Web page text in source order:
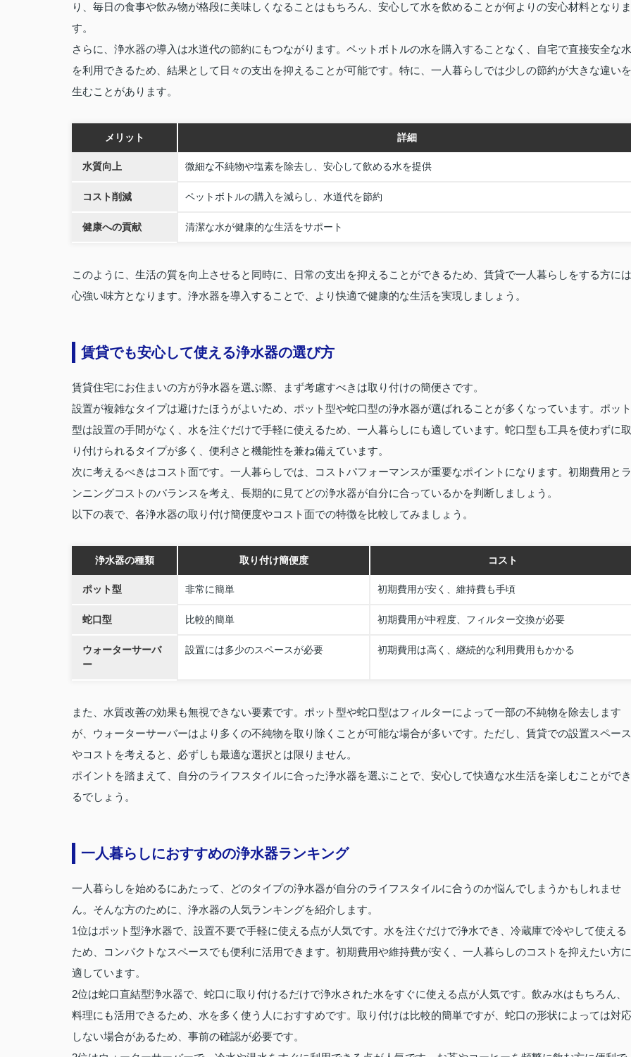
り、毎日の食事や飲み物が格段に美味しくなることはもちろん、安心して水を飲めることが何よりの安心材料となりま
す。
さらに、浄水器の導入は水道代の節約にもつながります。ペットボトルの水を購入することなく、自宅で直接安全な水
を利用できるため、結果として日々の支出を抑えることが可能です。特に、一人暮らしでは少しの節約が大きな違いを
生むことがあります。
メリット 詳細
水質向上 微細な不純物や塩素を除去し、安心して飲める水を提供
コスト削減 ペットボトルの購入を減らし、水道代を節約
健康への貢献 清潔な水が健康的な生活をサポート
このように、生活の質を向上させると同時に、日常の支出を抑えることができるため、賃貸で一人暮らしをする方には
心強い味方となります。浄水器を導入することで、より快適で健康的な生活を実現しましょう。
賃貸でも安心して使える浄水器の選び方
賃貸住宅にお住まいの方が浄水器を選ぶ際、まず考慮すべきは取り付けの簡便さです。
設置が複雑なタイプは避けたほうがよいため、ポット型や蛇口型の浄水器が選ばれることが多くなっています。ポット
型は設置の手間がなく、水を注ぐだけで手軽に使えるため、一人暮らしにも適しています。蛇口型も工具を使わずに取
り付けられるタイプが多く、便利さと機能性を兼ね備えています。
次に考えるべきはコスト面です。一人暮らしでは、コストパフォーマンスが重要なポイントになります。初期費用とラ
ンニングコストのバランスを考え、長期的に見てどの浄水器が自分に合っているかを判断しましょう。
以下の表で、各浄水器の取り付け簡便度やコスト面での特徴を比較してみましょう。
浄水器の種類 取り付け簡便度 コスト
ポット型 非常に簡単 初期費用が安く、維持費も手頃
蛇口型 比較的簡単 初期費用が中程度、フィルター交換が必要
ウォーターサーバ
ー
設置には多少のスペースが必要 初期費用は高く、継続的な利用費用もかかる
また、水質改善の効果も無視できない要素です。ポット型や蛇口型はフィルターによって一部の不純物を除去します
が、ウォーターサーバーはより多くの不純物を取り除くことが可能な場合が多いです。ただし、賃貸での設置スペース
やコストを考えると、必ずしも最適な選択とは限りません。
ポイントを踏まえて、自分のライフスタイルに合った浄水器を選ぶことで、安心して快適な水生活を楽しむことができ
るでしょう。
一人暮らしにおすすめの浄水器ランキング
一人暮らしを始めるにあたって、どのタイプの浄水器が自分のライフスタイルに合うのか悩んでしまうかもしれませ
ん。そんな方のために、浄水器の人気ランキングを紹介します。
1位はポット型浄水器で、設置不要で手軽に使える点が人気です。水を注ぐだけで浄水でき、冷蔵庫で冷やして使える
ため、コンパクトなスペースでも便利に活用できます。初期費用や維持費が安く、一人暮らしのコストを抑えたい方に
適しています。
2位は蛇口直結型浄水器で、蛇口に取り付けるだけで浄水された水をすぐに使える点が人気です。飲み水はもちろん、
料理にも活用できるため、水を多く使う人におすすめです。取り付けは比較的簡単ですが、蛇口の形状によっては対応
しない場合があるため、事前の確認が必要です。